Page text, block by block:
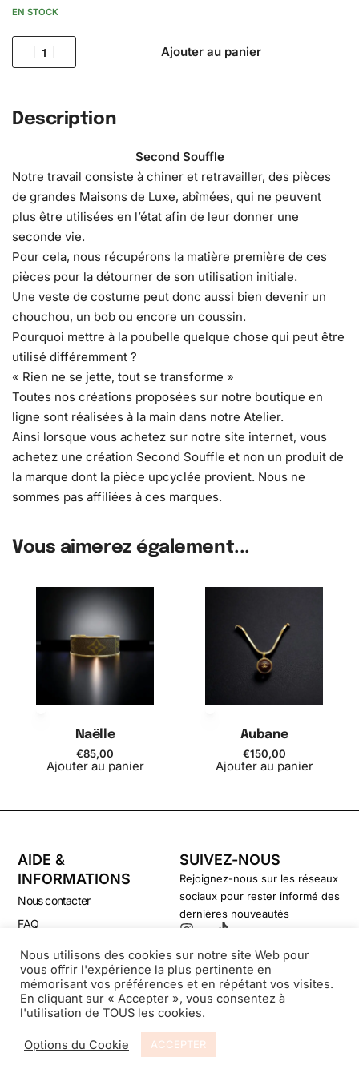
EN STOCK
Ajouter au panier
Description
Second Souffle
Notre travail consiste à chiner et retravailler, des pièces
de grandes Maisons de Luxe, abîmées, qui ne peuvent
plus être utilisées en l’état afin de leur donner une
seconde vie.
Pour cela, nous récupérons la matière première de ces
pièces pour la détourner de son utilisation initiale.
Une veste de costume peut donc aussi bien devenir un
chouchou, un bob ou encore un coussin.
Pourquoi mettre à la poubelle quelque chose qui peut être
utilisé différemment ?
« Rien ne se jette, tout se transforme »
Toutes nos créations proposées sur notre boutique en
ligne sont réalisées à la main dans notre Atelier.
Ainsi lorsque vous achetez sur notre site internet, vous
achetez une création Second Souffle et non un produit de
la marque dont la pièce upcyclée provient. Nous ne
sommes pas affiliées à ces marques.
Vous aimerez également...
Naëlle
€85,00
Ajouter au panier
Aubane
€150,00
Ajouter au panier
AIDE &
INFORMATIONS
Nous contacter
FAQ
Politique de confidentialité
SUIVEZ-NOUS
Rejoignez-nous sur les réseaux
sociaux pour rester informé des
dernières nouveautés
© Secondsouffle-Boutique.fr
Nous utilisons des cookies sur notre site Web pour
vous offrir l'expérience la plus pertinente en
mémorisant vos préférences et en répétant vos visites.
En cliquant sur « Accepter », vous consentez à
l'utilisation de TOUS les cookies.
Options du Cookie ACCEPTER